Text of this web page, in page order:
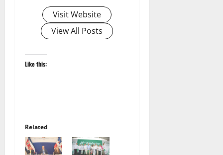
Visit Website
View All Posts
Like this:
Related